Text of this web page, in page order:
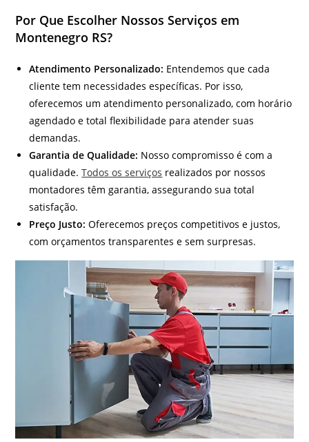
Por Que Escolher Nossos Serviços em
Montenegro RS?
Atendimento Personalizado: Entendemos que cada
cliente tem necessidades específicas. Por isso,
oferecemos um atendimento personalizado, com horário
agendado e total flexibilidade para atender suas
demandas.
Garantia de Qualidade: Nosso compromisso é com a
qualidade.Todos os serviços realizados por nossos
montadores têm garantia, assegurando sua total
satisfação.
Preço Justo: Oferecemos preços competitivos e justos,
com orçamentos transparentes e sem surpresas.